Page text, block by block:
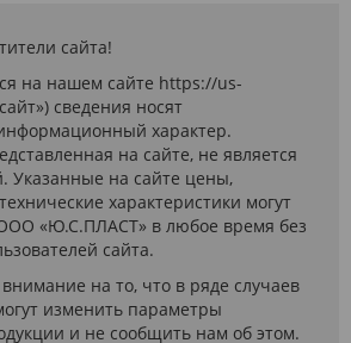
сайта!
на нашем сайте https://us-
сведения носят
характер.
на сайте, не является
на сайте цены,
характеристики могут
«Ю.С.ПЛАСТ» в любое время без
сайта.
на то, что в ряде случаев
изменить параметры
и не сообщить нам об этом.